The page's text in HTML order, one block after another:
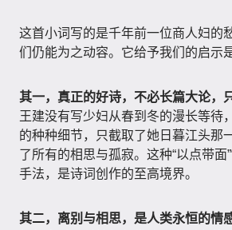
这首小词写的是千年前一位商人妇的
们仍能为之动容。它给予我们的启示
其一，真正的好诗，不必长篇大论，
王建没有写少妇从春到冬的漫长等待
的种种细节，只截取了她日暮江头那
了所有的相思与孤寂。这种“以点带面
手法，是诗词创作的至高境界。
其二，离别与相思，是人类永恒的情